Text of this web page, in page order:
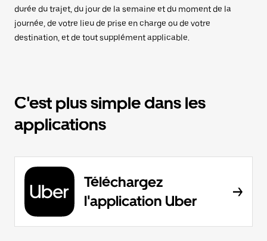
durée du trajet, du jour de la semaine et du moment de la
journée, de votre lieu de prise en charge ou de votre
destination, et de tout supplément applicable.
C'est plus simple dans les
applications
Téléchargez
l'application Uber